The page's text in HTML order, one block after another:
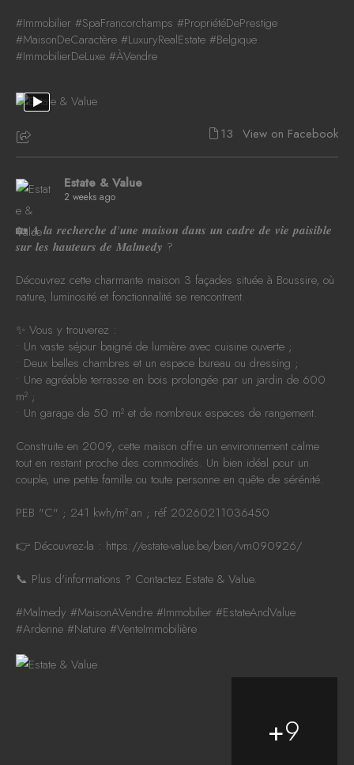
#Immobilier #SpaFrancorchamps #PropriétéDePrestige
#MaisonDeCaractère #LuxuryRealEstate #Belgique
#ImmobilierDeLuxe #ÀVendre
13 View on Facebook
Estate & Value
2 weeks ago
🏡 𝑨 𝒍𝒂 𝒓𝒆𝒄𝒉𝒆𝒓𝒄𝒉𝒆 𝒅'𝒖𝒏𝒆 𝒎𝒂𝒊𝒔𝒐𝒏 𝒅𝒂𝒏𝒔 𝒖𝒏 𝒄𝒂𝒅𝒓𝒆 𝒅𝒆 𝒗𝒊𝒆 𝒑𝒂𝒊𝒔𝒊𝒃𝒍𝒆
𝒔𝒖𝒓 𝒍𝒆𝒔 𝒉𝒂𝒖𝒕𝒆𝒖𝒓𝒔 𝒅𝒆 𝑴𝒂𝒍𝒎𝒆𝒅𝒚 ?
Découvrez cette charmante maison 3 façades située à Boussire, où
nature, luminosité et fonctionnalité se rencontrent.
✨ Vous y trouverez :
• Un vaste séjour baigné de lumière avec cuisine ouverte ;
• Deux belles chambres et un espace bureau ou dressing ;
• Une agréable terrasse en bois prolongée par un jardin de 600
m² ;
• Un garage de 50 m² et de nombreux espaces de rangement.
Construite en 2009, cette maison offre un environnement calme
tout en restant proche des commodités. Un bien idéal pour un
couple, une petite famille ou toute personne en quête de sérénité.
PEB "C" ; 241 kwh/m².an ; réf 20260211036450
👉 Découvrez-la : https://estate-value.be/bien/vm090926/
📞 Plus d'informations ? Contactez Estate & Value.
#Malmedy #MaisonAVendre #Immobilier #EstateAndValue
#Ardenne #Nature #VenteImmobilière
+9